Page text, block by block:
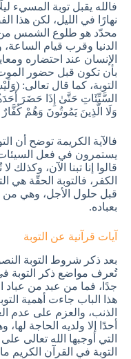
فالله يقبل توبة المسيء
نهارًا في الليل، لكن هذا
محدّد هو طلوع الشمس من
الدنيا وقرب قيام
الإنسان عند احتضاره
بأن تكون قبل حضور
التوبة، كما قال تعالى:
السَّيِّئَاتِ حَتَّىٰ إِذَا حَضَرَ
وَلَا الَّذِينَ يَمُوتُونَ وَهُمْ كُفَّارٌ
فالآية الكريمة توضح أن
يستمرون في فعل
قالوا إنا تبنا الآن،
الكفر، فالتوبة الحقّة هي
قبل حلول الأجل، وهي من
بعباده.
آيات قرآنية عن التوبة
بعد ذكر شروط التوبة
تُعرف مواضع ذكر التوبة
جدًا، فما من عبد من عباد
هذا الباب جاءت أهمية
الذنب، والعزم على عدم
أحدًا إلا ولديه الحاجة
التي أوجبها الله تعالى
التوبة في القرآن الكريم